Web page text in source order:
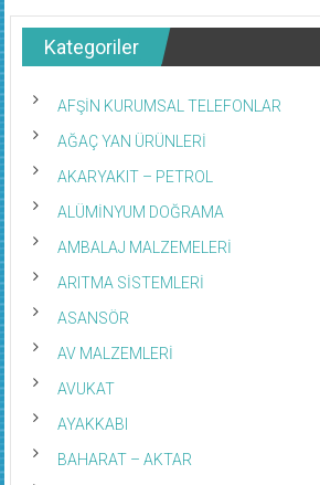
Kategoriler
AFŞİN KURUMSAL TELEFONLAR
AĞAÇ YAN ÜRÜNLERİ
AKARYAKIT – PETROL
ALÜMİNYUM DOĞRAMA
AMBALAJ MALZEMELERİ
ARITMA SİSTEMLERİ
ASANSÖR
AV MALZEMLERİ
AVUKAT
AYAKKABI
BAHARAT – AKTAR